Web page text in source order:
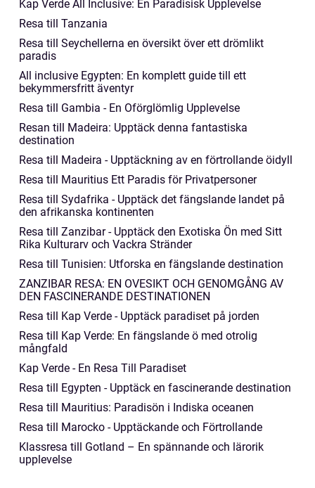
Kap Verde All Inclusive: En Paradisisk Upplevelse
Resa till Tanzania
Resa till Seychellerna en översikt över ett drömlikt
paradis
All inclusive Egypten: En komplett guide till ett
bekymmersfritt äventyr
Resa till Gambia - En Oförglömlig Upplevelse
Resan till Madeira: Upptäck denna fantastiska
destination
Resa till Madeira - Upptäckning av en förtrollande öidyll
Resa till Mauritius Ett Paradis för Privatpersoner
Resa till Sydafrika - Upptäck det fängslande landet på
den afrikanska kontinenten
Resa till Zanzibar - Upptäck den Exotiska Ön med Sitt
Rika Kulturarv och Vackra Stränder
Resa till Tunisien: Utforska en fängslande destination
ZANZIBAR RESA: EN OVESIKT OCH GENOMGÅNG AV
DEN FASCINERANDE DESTINATIONEN
Resa till Kap Verde - Upptäck paradiset på jorden
Resa till Kap Verde: En fängslande ö med otrolig
mångfald
Kap Verde - En Resa Till Paradiset
Resa till Egypten - Upptäck en fascinerande destination
Resa till Mauritius: Paradisön i Indiska oceanen
Resa till Marocko - Upptäckande och Förtrollande
Klassresa till Gotland – En spännande och lärorik
upplevelse